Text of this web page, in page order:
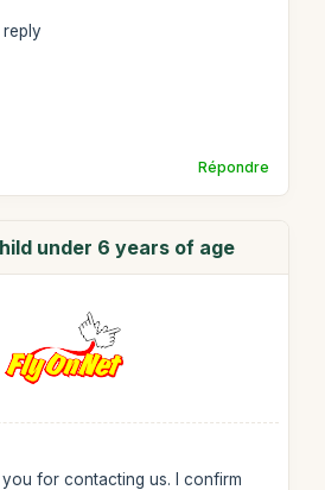
Répondre
under 6 years of age
you for contacting us. I confirm